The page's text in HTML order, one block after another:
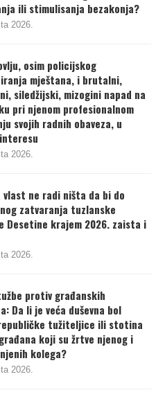
ili stimulisanja bezakonja?
2026.
osim policijskog
mještana, i brutalni,
siledžijski, mizogini napad na
pri njenom profesionalnom
svojih radnih obaveza, u
2026.
vlast ne radi ništa da bi do
zatvaranja tuzlanske
Desetine krajem 2026. zaista i
2026.
protiv građanskih
Da li je veća duševna bol
tužiteljice ili stotina
koji su žrtve njenog i
kolega?
2026.